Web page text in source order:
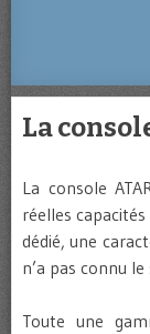
La
La console
réelles
dédié, une
n’a pas connu
Toute une